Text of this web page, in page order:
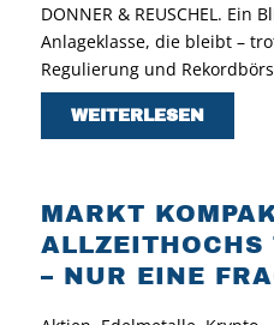
DONNER & REUSCHEL. Ein
Anlageklasse, die bleibt –
Regulierung und
WEITERLESEN
MARKT
ALLZEITHOCHS
– NUR EINE